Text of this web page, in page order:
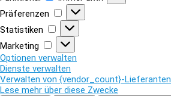
Präferenzen
Präferenzen
Statistiken
Statistiken
Marketing
Marketing
Optionen verwalten
Dienste verwalten
Verwalten von {vendor_count}-Lieferanten
Lese mehr über diese Zwecke